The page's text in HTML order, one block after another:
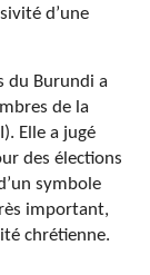
d’une
du Burundi a
de la
Elle a jugé
des élections
symbole
important,
chrétienne.